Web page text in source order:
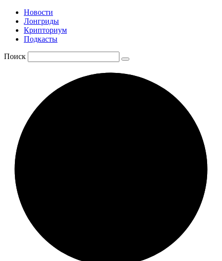
Новости
Лонгриды
Крипториум
Подкасты
Поиск